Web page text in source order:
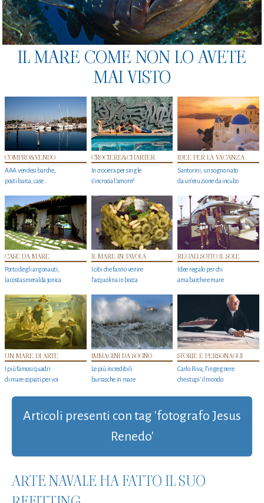
IL MARE COME NON LO AVETE
MAI VISTO
COMPRO&VENDO
AAA vendesi barche,
posti barca, case…
CROCIERE&CHARTER
In crociera per single
s'incrocia l’amore?
IDEE PER LA VACANZA
Santorini, un sogno nato
da un’eruzione da incubo
CASE DA MARE
Porto degli argonauti,
la costa smeralda jonica
IL MARE IN TAVOLA
I cibi che fanno venire
l’acquolina in bocca
REGALI SOTTO IL SOLE
Idee regalo per chi
ama barche e mare
UN MARE DI ARTE
I più famosi quadri
di mare copiati per voi
IMMAGINI DA SOGNO
Le più incredibili
burrasche in mare
STORIE E PERSONAGGI
Carlo Riva, l’ingegnere
che stupi' il mondo
Articoli presenti con tag 'fotografo Jesus
Renedo'
ARTE NAVALE HA FATTO IL SUO